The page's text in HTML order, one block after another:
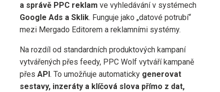
a správě PPC reklam ve vyhledávání v systémech
Google Ads a Sklik. Funguje jako „datové potrubí“
mezi Mergado Editorem a reklamními systémy.
Na rozdíl od standardních produktových kampaní
vytvářených přes feedy, PPC Wolf vytváří kampaně
přes API . To umožňuje automaticky generovat
sestavy, inzeráty a klíčová slova přímo z dat,